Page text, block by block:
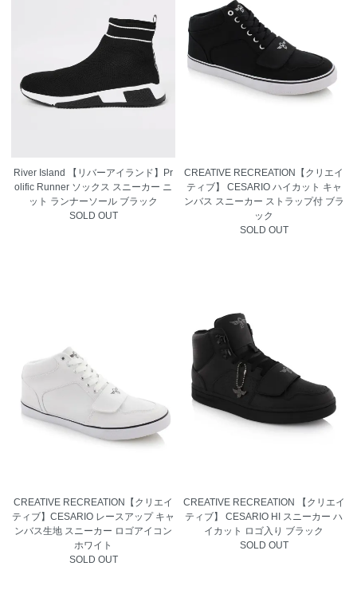
River Island 【リバーアイランド】Pr
olific Runner ソックス スニーカー ニ
ット ランナーソール ブラック
SOLD OUT
CREATIVE RECREATION【クリエイ
ティブ】 CESARIO ハイカット キャ
ンバス スニーカー ストラップ付 ブラ
ック
SOLD OUT
CREATIVE RECREATION【クリエイ
ティブ】CESARIO レースアップ キャ
ンバス生地 スニーカー ロゴアイコン
ホワイト
SOLD OUT
CREATIVE RECREATION 【クリエイ
ティブ】 CESARIO HI スニーカー ハ
イカット ロゴ入り ブラック
SOLD OUT